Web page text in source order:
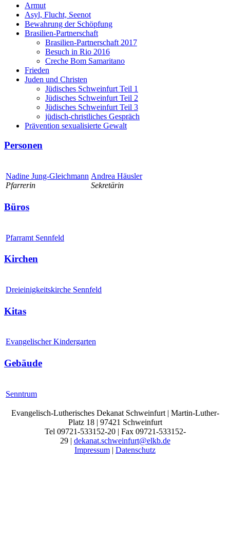
Armut
Asyl, Flucht, Seenot
Bewahrung der Schöpfung
Brasilien-Partnerschaft
Brasilien-Partnerschaft 2017
Besuch in Rio 2016
Creche Bom Samaritano
Frieden
Juden und Christen
Jüdisches Schweinfurt Teil 1
Jüdisches Schweinfurt Teil 2
Jüdisches Schweinfurt Teil 3
jüdisch-christliches Gespräch
Prävention sexualisierte Gewalt
Personen
Nadine Jung-Gleichmann
Pfarrerin
Andrea Häusler
Sekretärin
Büros
Pfarramt Sennfeld
Kirchen
Dreieinigkeitskirche Sennfeld
Kitas
Evangelischer Kindergarten
Gebäude
Senntrum
Evangelisch-Lutherisches Dekanat Schweinfurt | Martin-Luther-
Platz 18 | 97421 Schweinfurt
Tel 09721-533152-20 | Fax 09721-533152-
29 | dekanat.schweinfurt@elkb.de
Impressum | Datenschutz